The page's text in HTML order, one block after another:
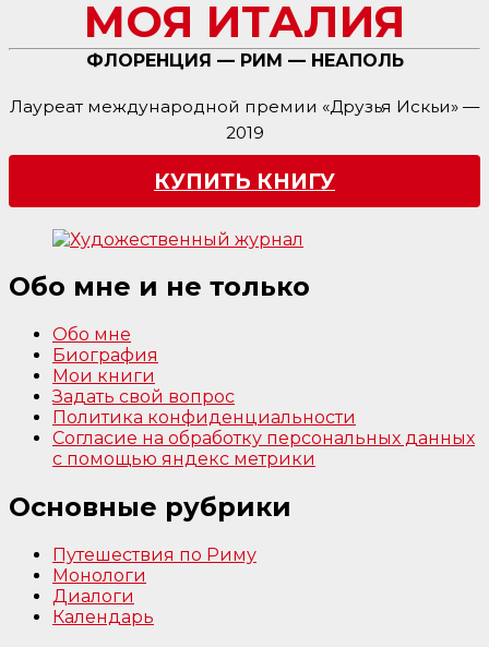
МОЯ ИТАЛИЯ
ФЛОРЕНЦИЯ — РИМ — НЕАПОЛЬ
Лауреат международной премии «Друзья Искьи» —
2019
КУПИТЬ КНИГУ
Обо мне и не только
Обо мне
Биография
Мои книги
Задать свой вопрос
Политика конфиденциальности
Согласие на обработку персональных данных
с помощью яндекс метрики
Основные рубрики
Путешествия по Риму
Монологи
Диалоги
Календарь